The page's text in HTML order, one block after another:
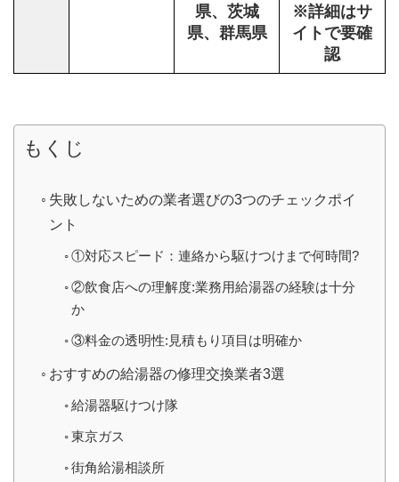
県、茨城
県、群馬県
※詳細はサ
イトで要確
認
もくじ
失敗しないための業者選びの3つのチェックポイ
ント
①対応スピード：連絡から駆けつけまで何時間?
②飲食店への理解度:業務用給湯器の経験は十分
か
③料金の透明性:見積もり項目は明確か
おすすめの給湯器の修理交換業者3選
給湯器駆けつけ隊
東京ガス
街角給湯相談所